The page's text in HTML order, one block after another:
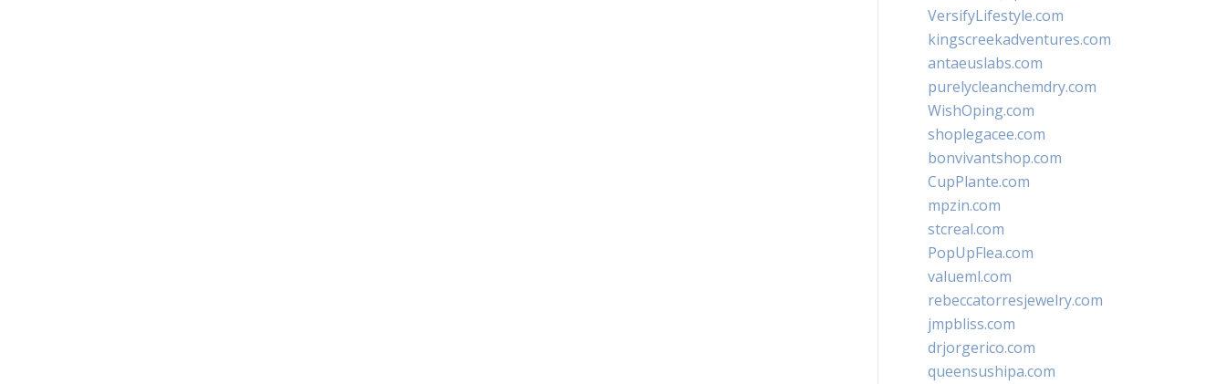
VersifyLifestyle.com
kingscreekadventures.com
antaeuslabs.com
purelycleanchemdry.com
WishOping.com
shoplegacee.com
bonvivantshop.com
CupPlante.com
mpzin.com
stcreal.com
PopUpFlea.com
valueml.com
rebeccatorresjewelry.com
jmpbliss.com
drjorgerico.com
queensushipa.com